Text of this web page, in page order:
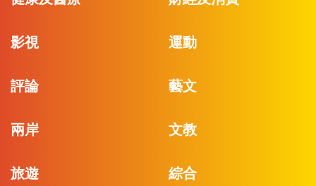
影視 運動
評論 藝文
兩岸 文教
旅遊 綜合